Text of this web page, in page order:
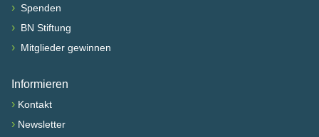
› Spenden
› BN Stiftung
› Mitglieder gewinnen
Informieren
› Kontakt
› Newsletter